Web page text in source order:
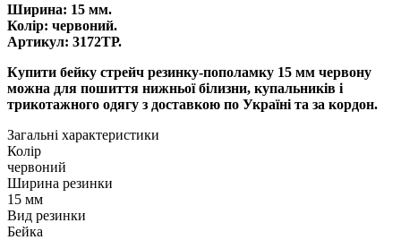
Ширина: 15 мм.
Колір: червоний.
Артикул: 3172ТР.
Купити бейку стрейч резинку-пополамку 15 мм червону
можна для пошиття нижньої білизни, купальників і
трикотажного одягу з доставкою по Україні та за кордон.
Загальні характеристики
Колір
червоний
Ширина резинки
15 мм
Вид резинки
Бейка